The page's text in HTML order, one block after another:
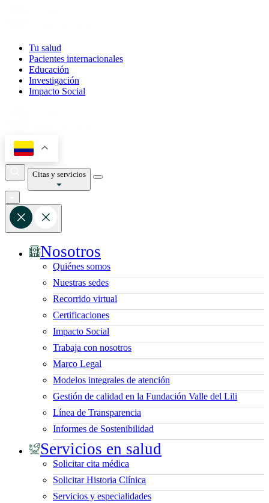
Tu salud
Pacientes internacionales
Educación
Investigación
Impacto Social
Citas y servicios
Nosotros
Quiénes somos
Nuestras sedes
Recorrido virtual
Certificaciones
Impacto Social
Trabaja con nosotros
Marco Legal
Modelos integrales de atención
Gestión de calidad en la Fundación Valle del Lili
Línea de Transparencia
Informes de Sostenibilidad
Servicios en salud
Solicitar cita médica
Solicitar Historia Clínica
Servicios y especialidades